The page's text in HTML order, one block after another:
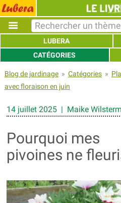
LUBERA
CATÉGORIES
Blog de jardinage» Catégories»
avec floraison en juin
14 juillet 2025 | Maike
Pourquoi mes
pivoines ne